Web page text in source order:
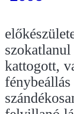
kattogott,